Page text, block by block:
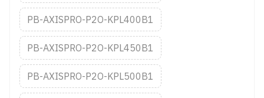
PB-AXISPRO-P2O-KPL400B1
PB-AXISPRO-P2O-KPL450B1
PB-AXISPRO-P2O-KPL500B1